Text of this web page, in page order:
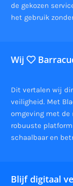
de gekozen
het gebruik
Wij
Dit vertalen wij
veiligheid. Met
omgeving met
robuuste
schaalbaar en
Blijf digitaal